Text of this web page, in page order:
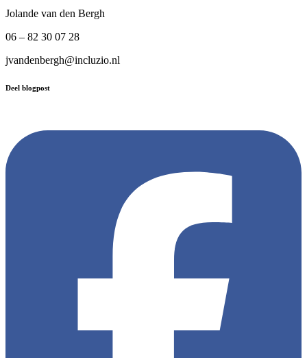
Jolande van den Bergh
06 – 82 30 07 28
jvandenbergh@incluzio.nl
Deel blogpost